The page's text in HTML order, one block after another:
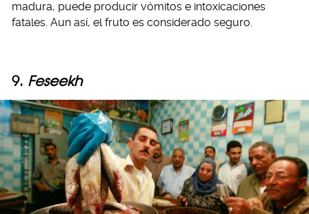
madura, puede producir vómitos e intoxicaciones
fatales. Aun así, el fruto es considerado seguro.
9. Feseekh